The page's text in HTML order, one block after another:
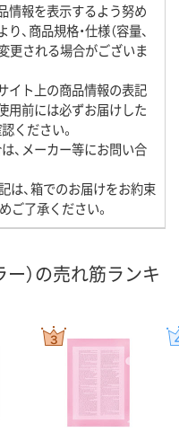
情報を表示するよう努め
、商品規格・仕様（容量、
更される場合がございま
イト上の商品情報の表記
用前には必ずお届けした
ください。
、メーカー等にお問い合
は、箱でのお届けをお約束
ご了承ください。
）の売れ筋ランキ